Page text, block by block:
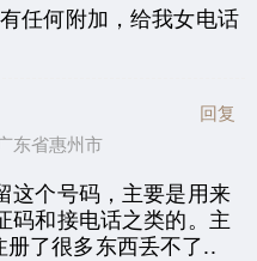
任何附加，给我女电话
东省惠州市
回复
这个号码，主要是用来
码和接电话之类的。主
了很多东西丢不了..